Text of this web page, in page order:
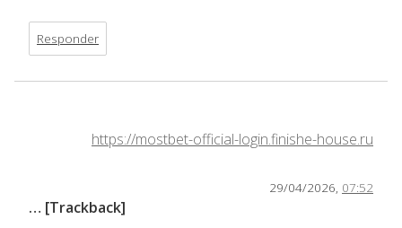
Responder
https://mostbet-official-login.finishe-house.ru
29/04/2026, 07:52
… [Trackback]